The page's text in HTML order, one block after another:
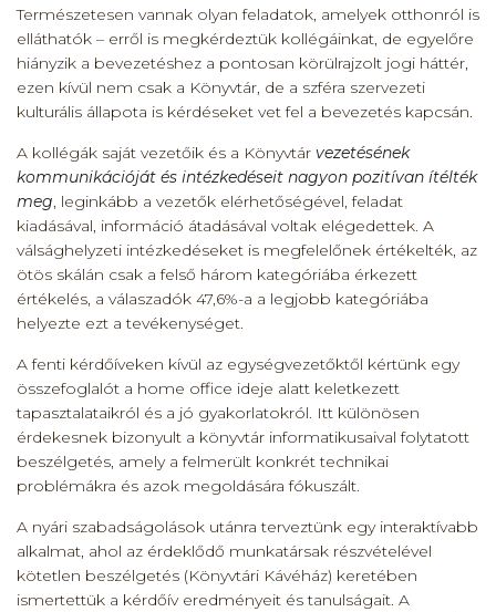
Természetesen vannak olyan feladatok, amelyek otthonról is
elláthatók – erről is megkérdeztük kollégáinkat, de egyelőre
hiányzik a bevezetéshez a pontosan körülrajzolt jogi háttér,
ezen kívül nem csak a Könyvtár, de a szféra szervezeti
kulturális állapota is kérdéseket vet fel a bevezetés kapcsán.
A kollégák saját vezetőik és a Könyvtár vezetésének
kommunikációját és intézkedéseit nagyon pozitívan ítélték
meg, leginkább a vezetők elérhetőségével, feladat
kiadásával, információ átadásával voltak elégedettek. A
válsághelyzeti intézkedéseket is megfelelőnek értékelték, az
ötös skálán csak a felső három kategóriába érkezett
értékelés, a válaszadók 47,6%-a a legjobb kategóriába
helyezte ezt a tevékenységet.
A fenti kérdőíveken kívül az egységvezetőktől kértünk egy
összefoglalót a home office ideje alatt keletkezett
tapasztalataikról és a jó gyakorlatokról. Itt különösen
érdekesnek bizonyult a könyvtár informatikusaival folytatott
beszélgetés, amely a felmerült konkrét technikai
problémákra és azok megoldására fókuszált.
A nyári szabadságolások utánra terveztünk egy interaktívabb
alkalmat, ahol az érdeklődő munkatársak részvételével
kötetlen beszélgetés (Könyvtári Kávéház) keretében
ismertettük a kérdőív eredményeit és tanulságait. A